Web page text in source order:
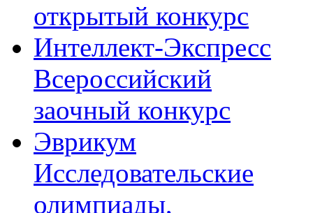
открытый конкурс
Интеллект-Экспресс
Всероссийский
заочный конкурс
Эврикум
Исследовательские
олимпиады,